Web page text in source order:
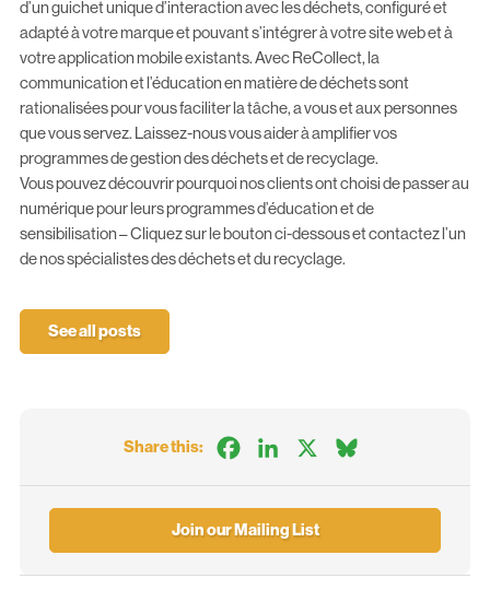
d’un guichet unique d’interaction avec les déchets, configuré et
adapté à votre marque et pouvant s’intégrer à votre site web et à
votre application mobile existants. Avec ReCollect, la
communication et l’éducation en matière de déchets sont
rationalisées pour vous faciliter la tâche, a vous et aux personnes
que vous servez. Laissez-nous vous aider à amplifier vos
programmes de gestion des déchets et de recyclage.
Vous pouvez découvrir pourquoi nos clients ont choisi de passer au
numérique pour leurs programmes d’éducation et de
sensibilisation – Cliquez sur le bouton ci-dessous et contactez l’un
de nos spécialistes des déchets et du recyclage.
See all posts
Share this: FacebookLinkedIn
Join our Mailing List